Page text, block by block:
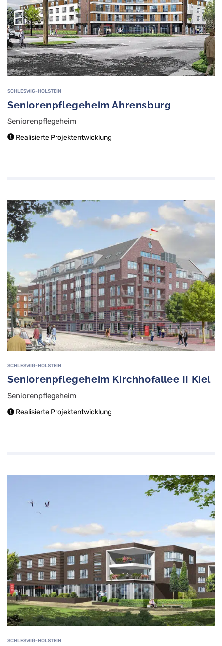
SCHLESWIG-HOLSTEIN
Seniorenpflegeheim Ahrensburg
Seniorenpflegeheim
Realisierte Projektentwicklung
SCHLESWIG-HOLSTEIN
Seniorenpflegeheim Kirchhofallee II Kiel
Seniorenpflegeheim
Realisierte Projektentwicklung
SCHLESWIG-HOLSTEIN